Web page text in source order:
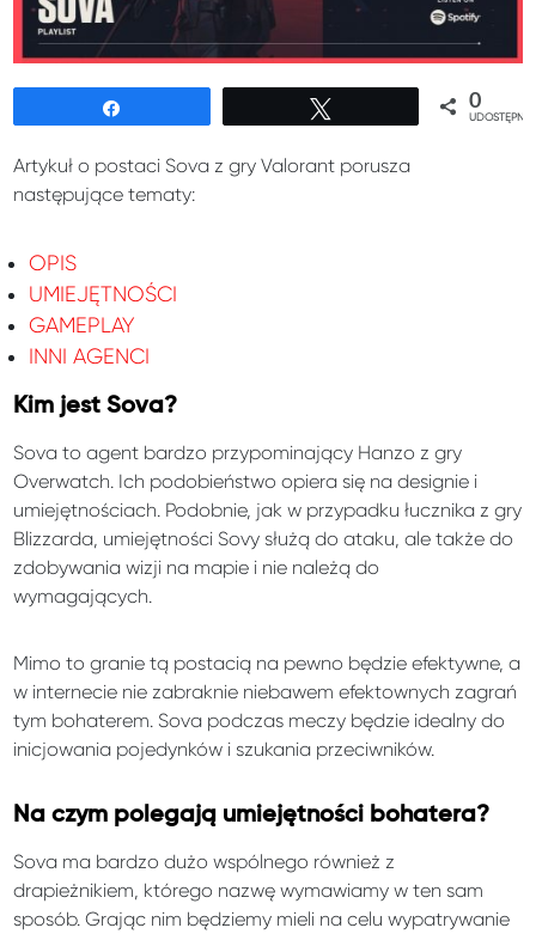
0
Artykuł o postaci Sova z gry Valorant porusza
następujące tematy:
OPIS
UMIEJĘTNOŚCI
GAMEPLAY
INNI AGENCI
Kim jest Sova?
Sova to agent bardzo przypominający Hanzo z gry
Overwatch. Ich podobieństwo opiera się na designie i
umiejętnościach. Podobnie, jak w przypadku łucznika z gry
Blizzarda, umiejętności Sovy służą do ataku, ale także do
zdobywania wizji na mapie i nie należą do
wymagających.
Mimo to granie tą postacią na pewno będzie efektywne, a
w internecie nie zabraknie niebawem efektownych zagrań
tym bohaterem. Sova podczas meczy będzie idealny do
inicjowania pojedynków i szukania przeciwników.
Na czym polegają umiejętności bohatera?
Sova ma bardzo dużo wspólnego również z
drapieżnikiem, którego nazwę wymawiamy w ten sam
sposób. Grając nim będziemy mieli na celu wypatrywanie